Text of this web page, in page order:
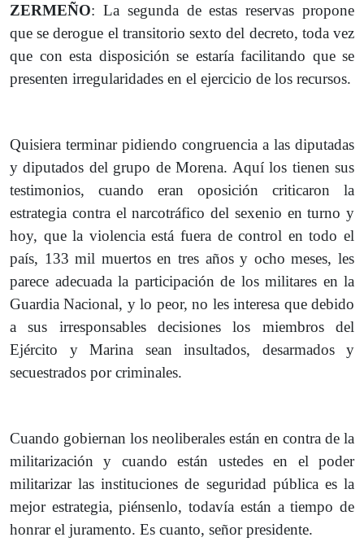
ZERMEÑO: La segunda de estas reservas propone
que se derogue el transitorio sexto del decreto, toda vez
que con esta disposición se estaría facilitando que se
presenten irregularidades en el ejercicio de los recursos.
Quisiera terminar pidiendo congruencia a las diputadas
y diputados del grupo de Morena. Aquí los tienen sus
testimonios, cuando eran oposición criticaron la
estrategia contra el narcotráfico del sexenio en turno y
hoy, que la violencia está fuera de control en todo el
país, 133 mil muertos en tres años y ocho meses, les
parece adecuada la participación de los militares en la
Guardia Nacional, y lo peor, no les interesa que debido
a sus irresponsables decisiones los miembros del
Ejército y Marina sean insultados, desarmados y
secuestrados por criminales.
Cuando gobiernan los neoliberales están en contra de la
militarización y cuando están ustedes en el poder
militarizar las instituciones de seguridad pública es la
mejor estrategia, piénsenlo, todavía están a tiempo de
honrar el juramento. Es cuanto, señor presidente.